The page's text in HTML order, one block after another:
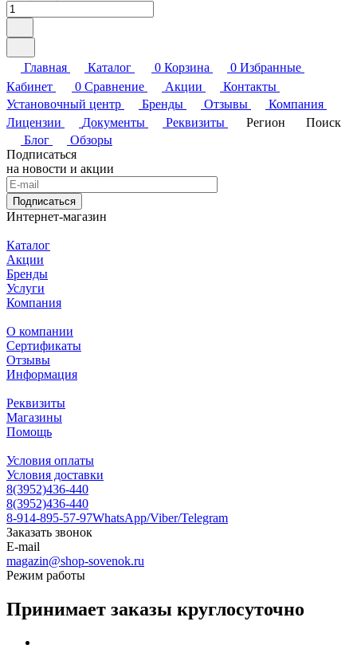
Главная Каталог 0 Корзина 0 Избранные
Кабинет
0 Сравнение Акции
Контакты
Установочный центр
Бренды Отзывы
Компания
Лицензии
Документы Реквизиты Регион
Поиск
Блог
Обзоры
Подписаться
на новости и акции
Подписаться
Интернет-магазин
Каталог
Акции
Бренды
Услуги
Компания
О компании
Сертификаты
Отзывы
Информация
Реквизиты
Магазины
Помощь
Условия оплаты
Условия доставки
8(3952)436-440
8(3952)436-440
8-914-895-57-97WhatsApp/Viber/Telegram
Заказать звонок
E-mail
magazin@shop-sovenok.ru
Режим работы
Принимает заказы круглосуточно